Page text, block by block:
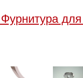
Фурнитура